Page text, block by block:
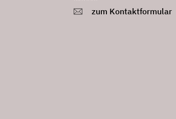
zum Kontaktformular